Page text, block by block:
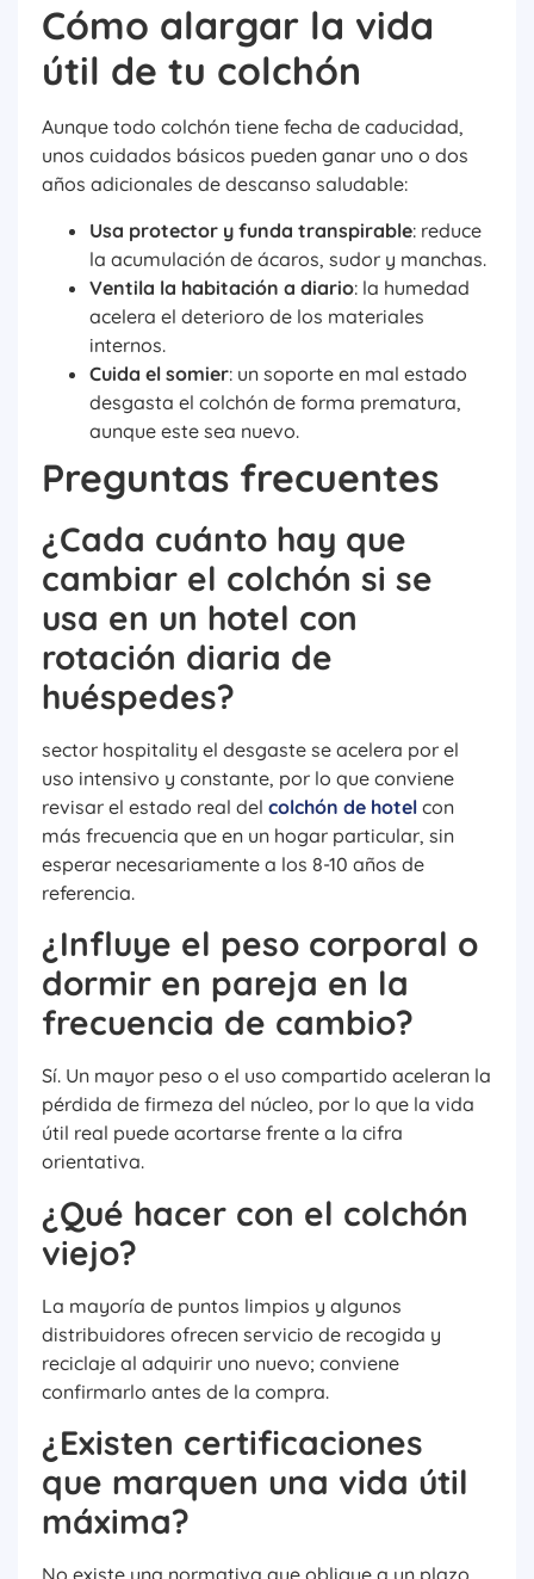
Cómo alargar la vida
útil de tu colchón
Aunque todo colchón tiene fecha de caducidad,
unos cuidados básicos pueden ganar uno o dos
años adicionales de descanso saludable:
Usa protector y funda transpirable: reduce
la acumulación de ácaros, sudor y manchas.
Ventila la habitación a diario: la humedad
acelera el deterioro de los materiales
internos.
Cuida el somier: un soporte en mal estado
desgasta el colchón de forma prematura,
aunque este sea nuevo.
Preguntas frecuentes
¿Cada cuánto hay que
cambiar el colchón si se
usa en un hotel con
rotación diaria de
huéspedes?
sector hospitality el desgaste se acelera por el
uso intensivo y constante, por lo que conviene
revisar el estado real del colchón de hotel con
más frecuencia que en un hogar particular, sin
esperar necesariamente a los 8-10 años de
referencia.
¿Influye el peso corporal o
dormir en pareja en la
frecuencia de cambio?
Sí. Un mayor peso o el uso compartido aceleran la
pérdida de firmeza del núcleo, por lo que la vida
útil real puede acortarse frente a la cifra
orientativa.
¿Qué hacer con el colchón
viejo?
La mayoría de puntos limpios y algunos
distribuidores ofrecen servicio de recogida y
reciclaje al adquirir uno nuevo; conviene
confirmarlo antes de la compra.
¿Existen certificaciones
que marquen una vida útil
máxima?
No existe una normativa que obligue a un plazo